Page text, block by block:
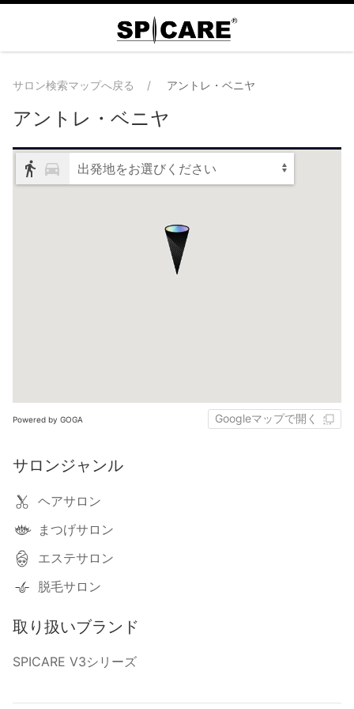
サロン検索マップへ戻る アントレ・ベニヤ
アントレ・ベニヤ
出発地をお選びください
Powered by GOGA Googleマップで開く
サロンジャンル
ヘアサロン
まつげサロン
エステサロン
脱毛サロン
取り扱いブランド
SPICARE V3シリーズ